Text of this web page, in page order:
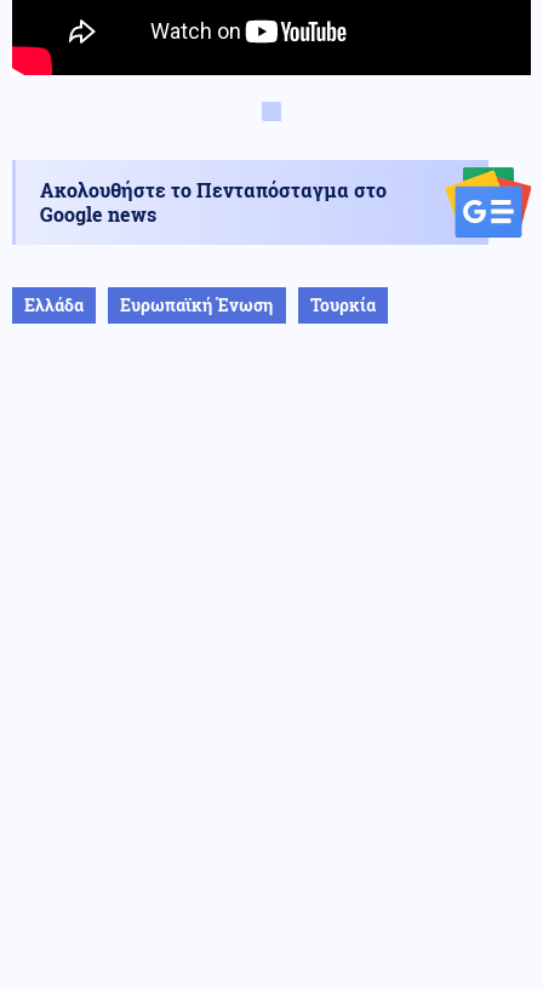
Ακολουθήστε το Πενταπόσταγμα στο
Google news
Ελλάδα Ευρωπαϊκή Ένωση Τουρκία